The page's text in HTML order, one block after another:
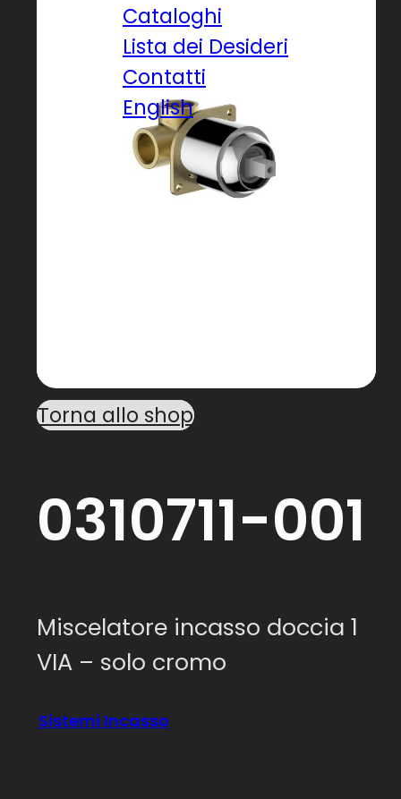
Cataloghi
Lista dei Desideri
Contatti
English
Torna allo shop
0310711-001
Miscelatore incasso doccia 1
VIA – solo cromo
Sistemi Incasso